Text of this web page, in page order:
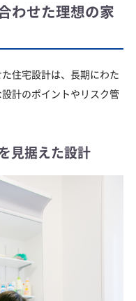
わせた理想の家
住宅設計は、長期にわた
計のポイントやリスク管
見据えた設計